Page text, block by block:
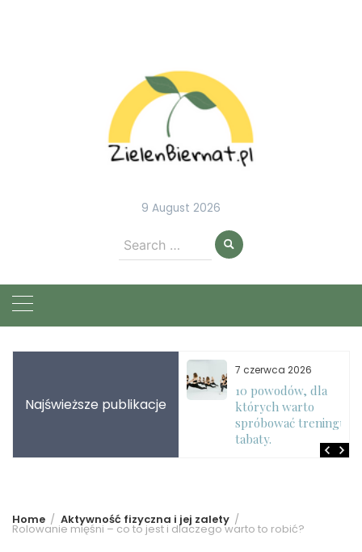
9 August 2026
Search
for:
Najświeższe publikacje
obciążeniem własnego
7 czerwca 2026
10 powodów, dla
których warto
spróbować treningu
tabaty.
Home Aktywność fizyczna i jej zalety
Rolowanie mięśni – co to jest i dlaczego warto to robić?